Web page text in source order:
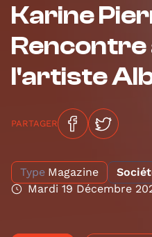
Karine
Rencontre
l'artiste
PARTAGER
Type Magazine
Mardi 19 Décembre